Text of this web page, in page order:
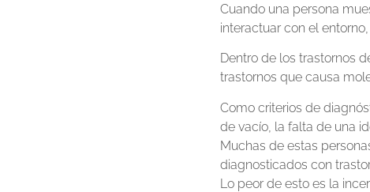
Cuando una persona
interactuar con el
Dentro de los trastornos
trastornos que causa
Como criterios de
de vacío, la falta de una
Muchas de estas
diagnosticados con
Lo peor de esto es la